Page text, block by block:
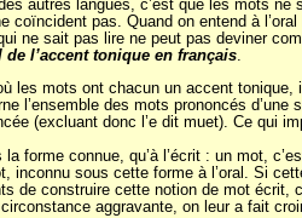
autres langues, c’est que les mots ne
coïncident pas. Quand on entend à
ne sait pas lire ne peut pas deviner
l’accent tonique en français.
les mots ont chacun un accent tonique,
l’ensemble des mots prononcés
(excluant donc l’e dit muet). Ce qui
forme connue, qu’à l’écrit : un mot,
sous cette forme à l’oral. Si
de construire cette notion de mot
aggravante, on leur a fait